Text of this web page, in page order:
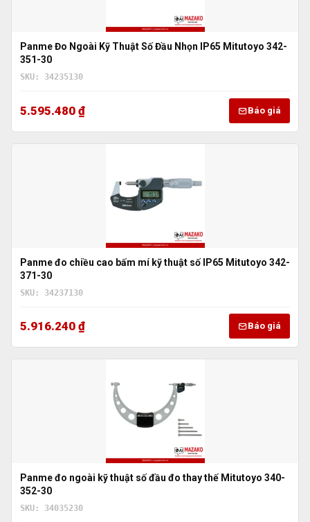
Panme Đo Ngoài Kỹ Thuật Số Đầu Nhọn IP65 Mitutoyo 342-
351-30
SKU: 34235130
5.595.480 ₫ Báo giá
Panme đo chiều cao bấm mí kỹ thuật số IP65 Mitutoyo 342-
371-30
SKU: 34237130
5.916.240 ₫ Báo giá
Panme đo ngoài kỹ thuật số đầu đo thay thế Mitutoyo 340-
352-30
SKU: 34035230